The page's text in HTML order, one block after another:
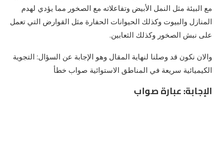
مع البيئة مثل النمل الأبيض وتفاعلاته مع الصخور مما يؤدي لهدم
المنازل والبيوت وكذلك الحيوانات الحفارة مثل القوارض التي تعمل
على نبش الصخور وكذلك الثعابين.
والان نكون قد وصلنا لنهاية المقال وهو الإجابة عن السؤال: التجوية
الكيميائية سريعة في المناطق الاستوائية صواب خطأ
الإجابة: عبارة صواب